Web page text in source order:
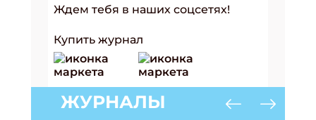
Ждем тебя в наших соцсетях!
Купить журнал
ЖУРНАЛЫ